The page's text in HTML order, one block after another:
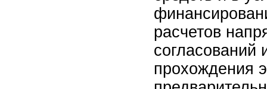
расчетов
согласований
прохождения